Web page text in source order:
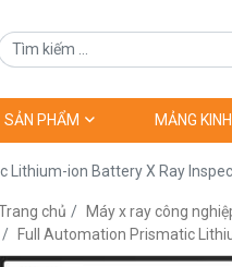
SẢN PHẨM MẢNG
Lithium-ion Battery X Ray
chủ
Máy x ray công
Full Automation Prismatic